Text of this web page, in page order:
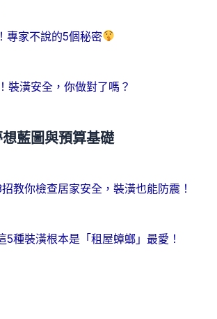
專家不說的5個秘密
裝潢安全，你做對了嗎？
藍圖與預算基礎
教你檢查居家安全，裝潢也能防震！
5種裝潢根本是「租屋蟑螂」最愛！